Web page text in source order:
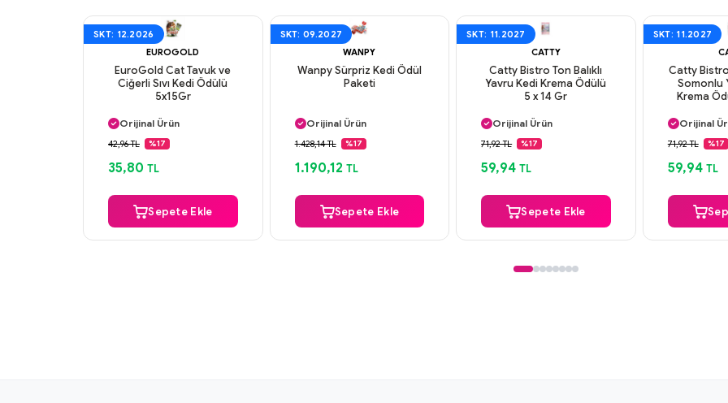
SKT: 12.2026
EUROGOLD
EuroGold Cat Tavuk ve
Ciğerli Sıvı Kedi Ödülü
5x15Gr
Orijinal Ürün
Güvenli Ödeme
42,96 TL %17
35,80 TL
Sepete Ekle
SKT: 09.2027
WANPY
Wanpy Sürpriz Kedi Ödül
Paketi
Orijinal Ürün
Güvenli Ödeme
1.428,14 TL %17
1.190,12 TL
Sepete Ekle
SKT: 11.2027
CATTY
Catty Bistro Ton Balıklı
Yavru Kedi Krema Ödülü
5 x 14 Gr
Orijinal Ürün
Güvenli Ödeme
71,92 TL %17
59,94 TL
Sepete Ekle
SKT: 11.2027
Catty Bistro
Somonlu
Krema
Orijinal
Güvenli
71,92 TL %17
59,94 TL